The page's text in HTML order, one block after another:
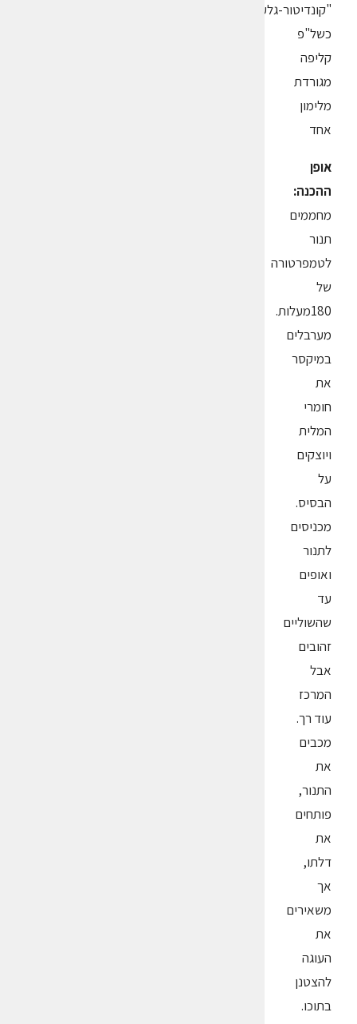
"קונדיטור-גלעם"
כשל"פ
קליפה
מגורדת
מלימון
אחד
אופן
ההכנה:
מחממים
תנור
לטמפרטורה
של
180מעלות.
מערבלים
במיקסר
את
חומרי
המלית
ויוצקים
על
הבסיס.
מכניסים
לתנור
ואופים
עד
שהשוליים
זהובים
אבל
המרכז
עוד רך.
מכבים
את
התנור,
פותחים
את
דלתו,
אך
משאירים
את
העוגה
להצטנן
בתוכו.